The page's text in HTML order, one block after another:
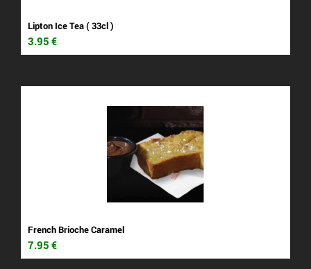
Lipton Ice Tea ( 33cl )
3.95 €
French Brioche Caramel
7.95 €